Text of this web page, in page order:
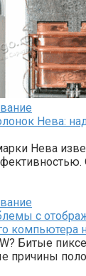
Нева:
Нева
с
компьютера
Битые
причины